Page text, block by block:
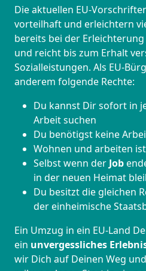
Die aktuellen EU-
vorteilhaft und erleichtern
bereits bei der
und reicht bis zum Erhalt
Sozialleistungen. Als EU-
anderem folgende Rechte:
Du kannst Dir sofort in
Arbeit suchen
Du benötigst keine
Wohnen und arbeiten
Selbst wenn der Job
in der neuen Heimat
Du besitzt die gleichen
der einheimische
Ein Umzug in ein EU-Land
ein unvergessliches
wir Dich auf Deinen Weg